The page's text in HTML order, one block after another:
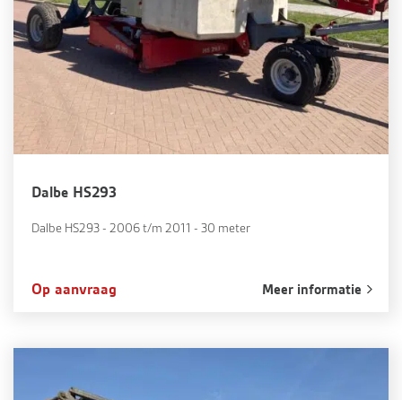
Dalbe HS293
Dalbe HS293 - 2006 t/m 2011 - 30 meter
Op aanvraag Meer informatie